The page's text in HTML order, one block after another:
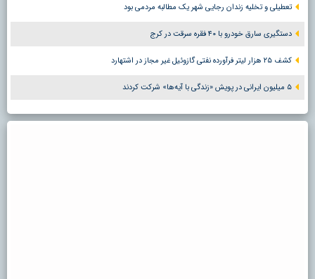
تعطیلی و تخلیه زندان رجایی شهر یک مطالبه مردمی بود
دستگیری سارق خودرو با ۴۰ فقره سرقت در کرج
کشف ۲۵ هزار لیتر فرآورده نفتی گازوئیل غیر مجاز در اشتهارد
۵ میلیون ایرانی در پویش «زندگی با آیه‌ها» شرکت کردند